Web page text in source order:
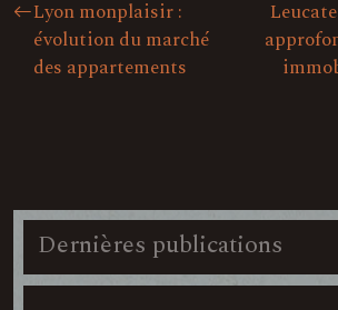
Lyon monplaisir :
évolution du marché
des appartements
Dernières publications